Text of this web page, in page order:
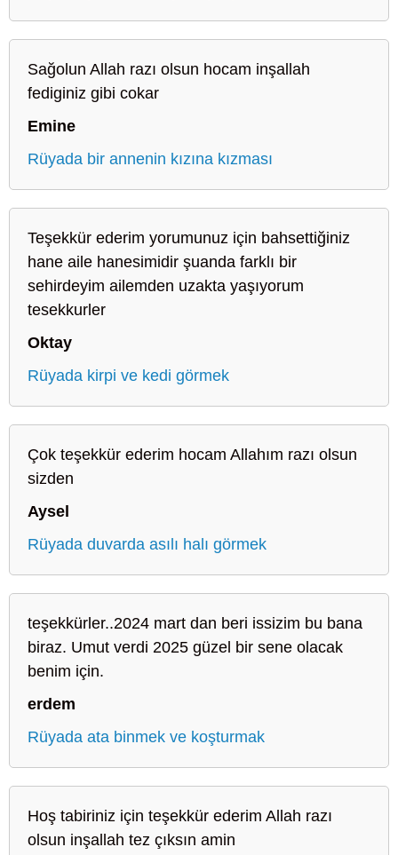
Sağolun Allah razı olsun hocam inşallah
fediginiz gibi cokar
Emine
Rüyada bir annenin kızına kızması
Teşekkür ederim yorumunuz için bahsettiğiniz
hane aile hanesimidir şuanda farklı bir
sehirdeyim ailemden uzakta yaşıyorum
tesekkurler
Oktay
Rüyada kirpi ve kedi görmek
Çok teşekkür ederim hocam Allahım razı olsun
sizden
Aysel
Rüyada duvarda asılı halı görmek
teşekkürler..2024 mart dan beri issizim bu bana
biraz. Umut verdi 2025 güzel bir sene olacak
benim için.
erdem
Rüyada ata binmek ve koşturmak
Hoş tabiriniz için teşekkür ederim Allah razı
olsun inşallah tez çıksın amin